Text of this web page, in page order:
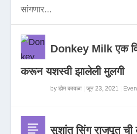
सांगणार...
Donkey Milk एक
करून यशस्वी झालेली मुलगी
byडोम कावळा |जून 23, 2021
सुशांत सिंग राजपूत ची